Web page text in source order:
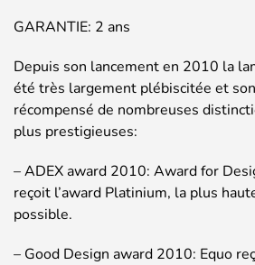
GARANTIE: 2 ans
Depuis son lancement en 2010 la
été très largement plébiscitée et
récompensé de nombreuses
plus prestigieuses:
– ADEX award 2010: Award for
reçoit l’award Platinium, la plus
possible.
– Good Design award 2010: Equo